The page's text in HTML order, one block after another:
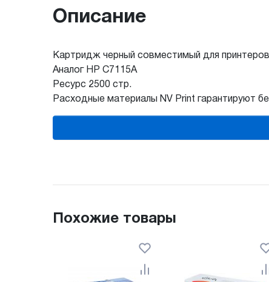
Описание
Картридж черный совместимый для
Аналог HP C7115A
Ресурс 2500 стр.
Расходные материалы NV Print гарантируют
Похожие товары